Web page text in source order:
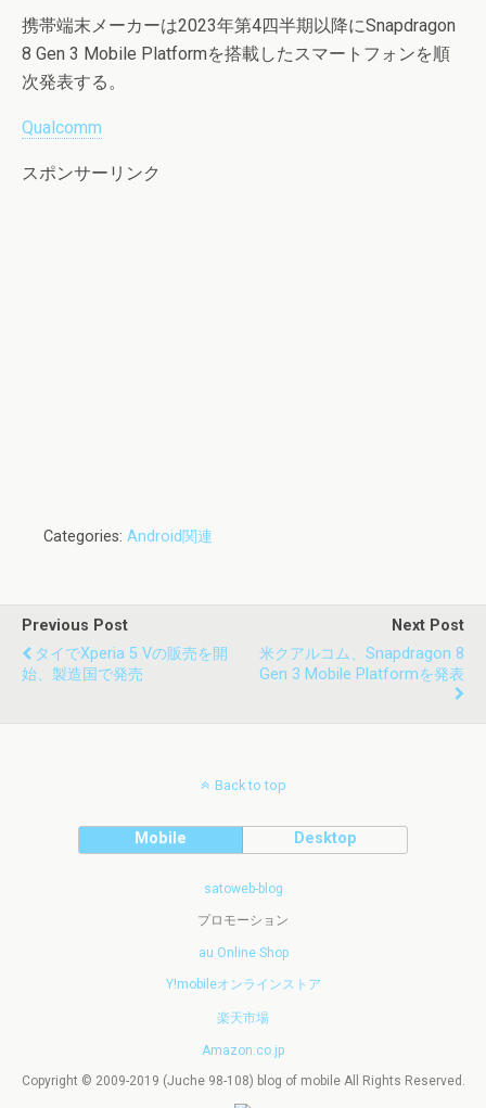
携帯端末メーカーは2023年第4四半期以降にSnapdragon
8 Gen 3 Mobile Platformを搭載したスマートフォンを順
次発表する。
Qualcomm
スポンサーリンク
Categories: Android関連
Previous Post
タイでXperia 5 Vの販売を開
始、製造国で発売
Next Post
米クアルコム、Snapdragon 8
Gen 3 Mobile Platformを発表
Back to top
Mobile Desktop
satoweb-blog
プロモーション
au Online Shop
Y!mobileオンラインストア
楽天市場
Amazon.co.jp
Copyright © 2009-2019 (Juche 98-108) blog of mobile All Rights Reserved.